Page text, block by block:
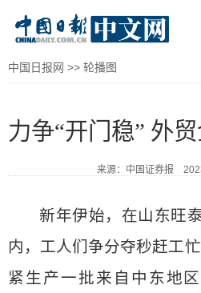
中国日报网 >> 轮播图
力争“开门稳” 外
来源：中国证券报
新年伊始，在山东旺
内，工人们争分夺秒赶工
紧生产一批来自中东地